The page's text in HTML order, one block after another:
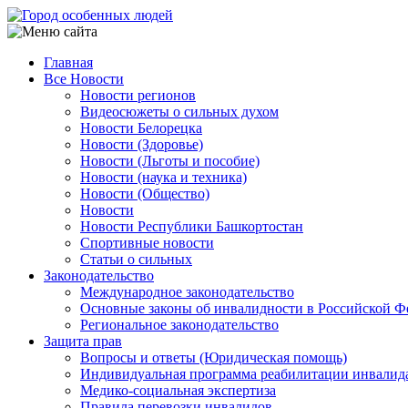
Перейти
к
содержанию
Main
navigation
Главная
Все Новости
Новости регионов
Видеосюжеты о сильных духом
Новости Белорецка
Новости (Здоровье)
Новости (Льготы и пособие)
Новости (наука и техника)
Новости (Общество)
Новости
Новости Республики Башкортостан
Спортивные новости
Статьи о сильных
Законодательство
Международное законодательство
Основные законы об инвалидности в Российской
Региональное законодательство
Защита прав
Вопросы и ответы (Юридическая помощь)
Индивидуальная программа реабилитации
Медико-социальная экспертиза